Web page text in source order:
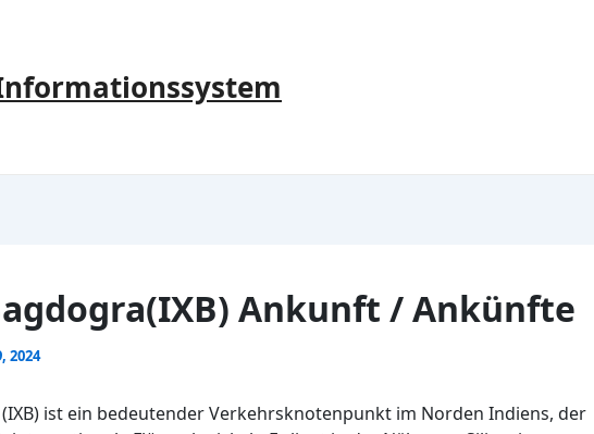
Ankunft / Ankünfte
2024
ist ein bedeutender Verkehrsknotenpunkt im Norden Indiens, der